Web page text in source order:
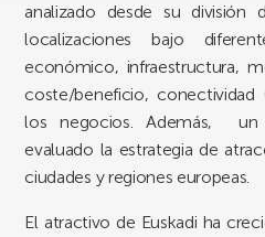
analizado desde su división
localizaciones bajo
económico, infraestructura,
coste/beneficio, conectividad
los negocios. Además,
evaluado la estrategia de
ciudades y regiones europeas.
El atractivo de Euskadi ha